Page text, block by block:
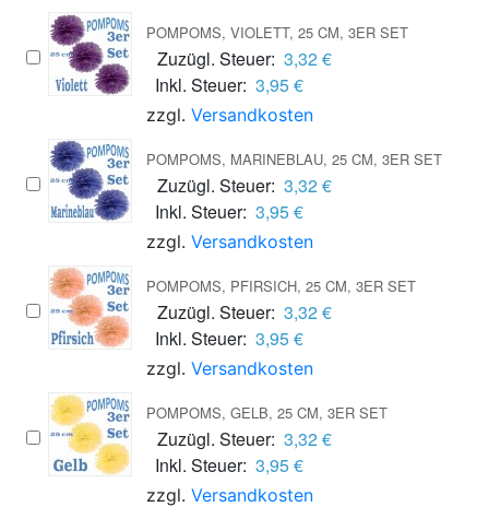
POMPOMS, VIOLETT, 25 CM, 3ER SET
Zuzügl. Steuer: 3,32 €
Inkl. Steuer: 3,95 €
zzgl. Versandkosten
POMPOMS, MARINEBLAU, 25 CM, 3ER SET
Zuzügl. Steuer: 3,32 €
Inkl. Steuer: 3,95 €
zzgl. Versandkosten
POMPOMS, PFIRSICH, 25 CM, 3ER SET
Zuzügl. Steuer: 3,32 €
Inkl. Steuer: 3,95 €
zzgl. Versandkosten
POMPOMS, GELB, 25 CM, 3ER SET
Zuzügl. Steuer: 3,32 €
Inkl. Steuer: 3,95 €
zzgl. Versandkosten